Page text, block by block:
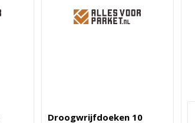
Droogwrijfdoeken 10